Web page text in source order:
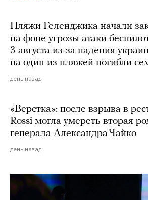
Пляжи Геленджика начали
на фоне угрозы атаки
3 августа из-за падения
на один из пляжей погибли
день назад
«Верстка»: после взрыва в
Rossi могла умереть вторая
генерала Александра Чайко
день назад